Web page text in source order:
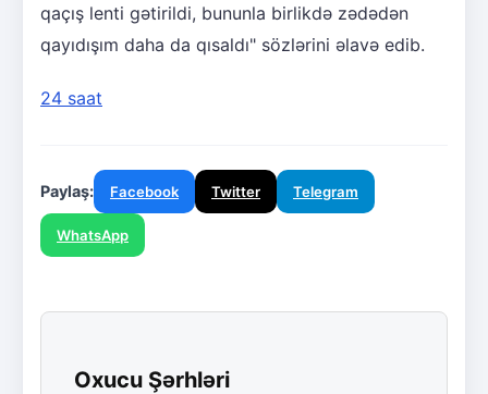
qaçış lenti gətirildi, bununla birlikdə zədədən
qayıdışım daha da qısaldı" sözlərini əlavə edib.
24 saat
Paylaş: Facebook Twitter Telegram
WhatsApp
Oxucu Şərhləri